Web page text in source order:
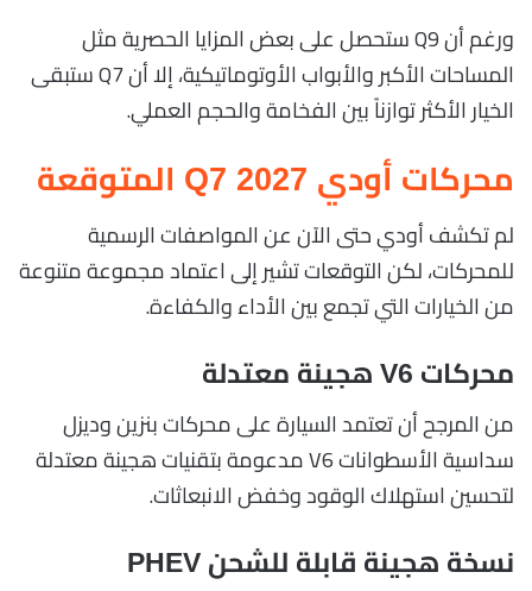
ورغم أن Q9 ستحصل على بعض المزايا الحصرية مثل
المساحات الأكبر والأبواب الأوتوماتيكية، إلا أن Q7 ستبقى
الخيار الأكثر توازناً بين الفخامة والحجم العملي.
محركات أودي Q7 2027 المتوقعة
لم تكشف أودي حتى الآن عن المواصفات الرسمية
للمحركات، لكن التوقعات تشير إلى اعتماد مجموعة متنوعة
من الخيارات التي تجمع بين الأداء والكفاءة.
محركات V6 هجينة معتدلة
من المرجح أن تعتمد السيارة على محركات بنزين وديزل
سداسية الأسطوانات V6 مدعومة بتقنيات هجينة معتدلة
لتحسين استهلاك الوقود وخفض الانبعاثات.
نسخة هجينة قابلة للشحن PHEV